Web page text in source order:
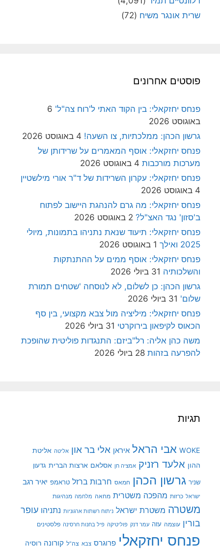
שרית אונגר משיח (72)
פוסטים אחרונים
פנחס יחזקאלי: בין הקוד האתי ל'רוח צה"ל' 6
באוגוסט 2026
גרשון הכהן: ממלכתיות, צו השעה! 4 באוגוסט 2026
פנחס יחזקאלי: אוסף המאמרים על שרידותן של
מערכות מורכבות 4 באוגוסט 2026
פנחס יחזקאלי: עקרון השרידות של ד"ר אורי מילשטיין
4 באוגוסט 2026
פנחס יחזקאלי: מה גרם להנהגת היישוב לפתוח
ב'סזון' נגד האצ"ל? 2 באוגוסט 2026
פנחס יחזקאלי: תיעוד שנאת נתניהו בתמונות, מיולי
2025 ואילך
1 באוגוסט 2026
פנחס יחזקאלי: אוסף ממים על ההתנתקות
והשלכותיה 31 ביולי 2026
גרשון הכהן: כן לשלום, לא לנוסחה 'שטחים תמורת
שלום' 31 ביולי 2026
פנחס יחזקאלי: מיליציה מול צבא מקצועי, בין סף
הכאוס לקיפאון בירוקרטי 31 ביולי 2026
משה כהן אליה: רל"ביזם: התנגדות פוליטית שהופכת
להפרעה בזהות 28 ביולי 2026
תגיות
WOKE אבי הראל איראן אלי בר און אליטה אליטת
ההון אלעד רזניק אמציה חן אסלאם ארצות הברית גדעון
שניר גרשון הכהן חמאס חרבות ברזל טראמפ יאיר רגב
ישראל כרזות מהפכה משטרית מחאה מלחמה מנהיגות
משטרה משטרת ישראל ניתוח רשתות ארגוניות נתניהו עופר
בורין עוצמה עזה עמר דנק פוליטיקה פיל בחנות חרסינה פלסטינים
פנחס יחזקאלי פרוגרס צבא צה"ל קורונה רוסיה